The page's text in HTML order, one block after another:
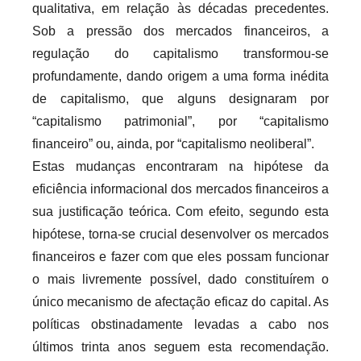
qualitativa, em relação às décadas precedentes.
Sob a pressão dos mercados financeiros, a
regulação do capitalismo transformou-se
profundamente, dando origem a uma forma inédita
de capitalismo, que alguns designaram por
“capitalismo patrimonial”, por “capitalismo
financeiro” ou, ainda, por “capitalismo neoliberal”.
Estas mudanças encontraram na hipótese da
eficiência informacional dos mercados financeiros a
sua justificação teórica. Com efeito, segundo esta
hipótese, torna-se crucial desenvolver os mercados
financeiros e fazer com que eles possam funcionar
o mais livremente possível, dado constituírem o
único mecanismo de afectação eficaz do capital. As
políticas obstinadamente levadas a cabo nos
últimos trinta anos seguem esta recomendação.